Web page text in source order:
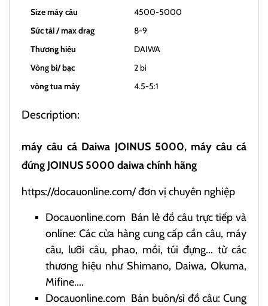
Size máy câu
4500-5000
Sức tải / max drag
8-9
Thương hiệu
DAIWA
Vòng bi/ bạc
2 bi
vòng tua máy
4.5-5:1
Description:
máy câu cá Daiwa JOINUS 5000, máy câu cá
đứng JOINUS 5000 daiwa chính hãng
https://docauonline.com/đơn vị chuyên nghiệp
Docauonline.com Bán lẻ đồ câu trực tiếp và
online: Các cửa hàng cung cấp cần câu, máy
câu, lưỡi câu, phao, mồi, túi đựng... từ các
thương hiệu như Shimano, Daiwa, Okuma,
Mifine....
Docauonline.com Bán buôn/sỉ đồ câu: Cung